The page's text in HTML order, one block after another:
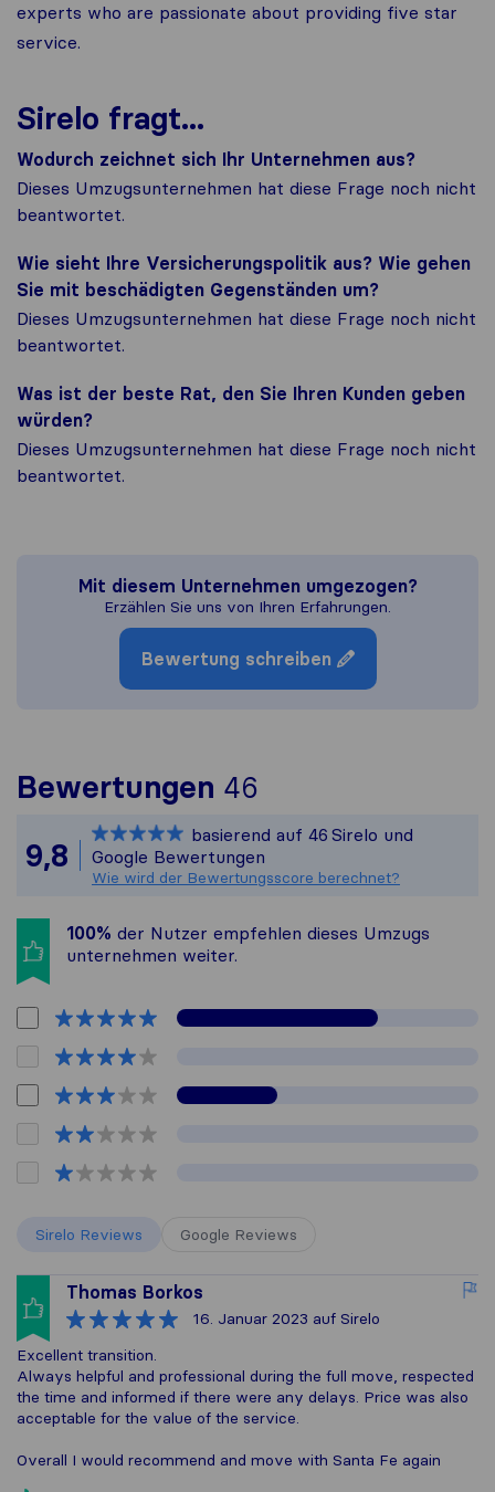
experts who are passionate about providing five star
service.
Sirelo fragt...
Wodurch zeichnet sich Ihr Unternehmen aus?
Dieses Umzugsunternehmen hat diese Frage noch nicht
beantwortet.
Wie sieht Ihre Versicherungspolitik aus? Wie gehen
Sie mit beschädigten Gegenständen um?
Dieses Umzugsunternehmen hat diese Frage noch nicht
beantwortet.
Was ist der beste Rat, den Sie Ihren Kunden geben
würden?
Dieses Umzugsunternehmen hat diese Frage noch nicht
beantwortet.
Mit diesem Unternehmen umgezogen?
Erzählen Sie uns von Ihren Erfahrungen.
Bewertung schreiben
Bewertungen 46
Alle
9,8
basierend auf 46 Sirelo und
Google Bewertungen
Wie wird der Bewertungsscore berechnet?
100% der Nutzer empfehlen dieses Umzugs​
unternehmen weiter.
Sirelo Reviews Google Reviews
Thomas Borkos
16. Januar 2023 auf Sirelo
Excellent transition.
Always helpful and professional during the full move, respected
the time and informed if there were any delays. Price was also
acceptable for the value of the service.
Overall I would recommend and move with Santa Fe again